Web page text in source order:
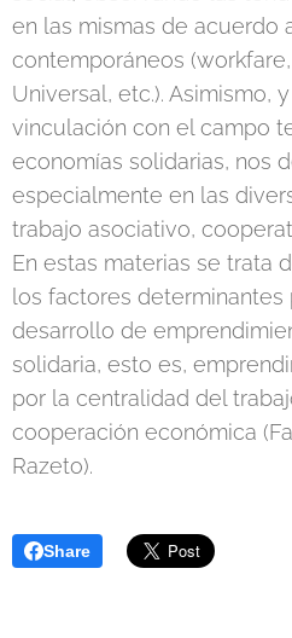
en las mismas de acuerdo
contemporáneos
Universal, etc.). Asimismo,
vinculación con el campo
economías solidarias, nos
especialmente en las
trabajo asociativo,
En estas materias se trata
los factores
desarrollo de
solidaria, esto es,
por la centralidad del
cooperación económica
Razeto).
Share